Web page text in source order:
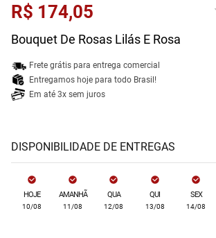
R$ 174,05
Bouquet De Rosas Lilás E Rosa
Frete grátis para entrega comercial
Entregamos hoje para todo Brasil!
Em até 3x sem juros
DISPONIBILIDADE DE ENTREGAS
HOJE
10/08
AMANHÃ
11/08
QUA
12/08
QUI
13/08
SEX
14/08